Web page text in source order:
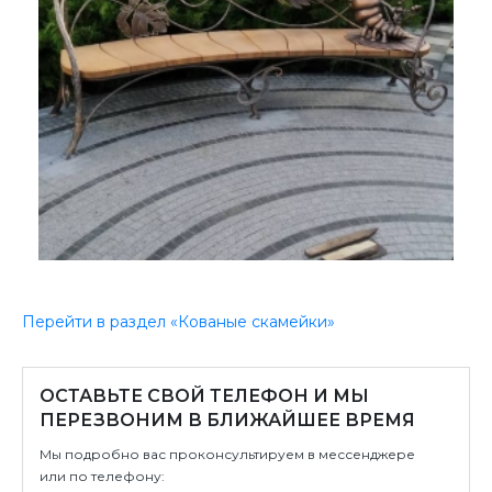
Перейти в раздел «Кованые скамейки»
ОСТАВЬТЕ СВОЙ ТЕЛЕФОН И МЫ
ПЕРЕЗВОНИМ В БЛИЖАЙШЕЕ ВРЕМЯ
Мы подробно вас проконсультируем в мессенджере
или по телефону: